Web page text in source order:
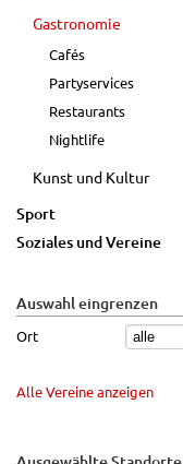
Gastronomie
Cafés
Partyservices
Restaurants
Nightlife
Kunst und Kultur
Sport
Soziales und Vereine
Auswahl eingrenzen
Ort
Alle Vereine anzeigen